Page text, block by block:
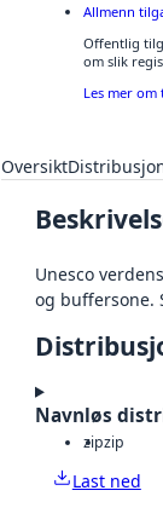
Allmenn
Offentlig
om slik
Les mer
Oversikt
Unesco
og buffersone.
Navnløs
zipzip
Last ned